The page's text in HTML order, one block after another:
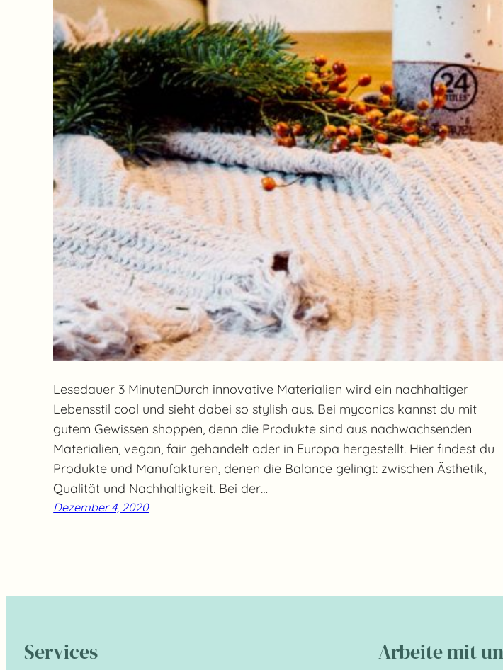
Lesedauer 3 MinutenDurch innovative Materialien wird ein nachhaltiger
Lebensstil cool und sieht dabei so stylish aus. Bei myconics kannst du mit
gutem Gewissen shoppen, denn die Produkte sind aus nachwachsenden
Materialien, vegan, fair gehandelt oder in Europa hergestellt. Hier findest du
Produkte und Manufakturen, denen die Balance gelingt: zwischen Ästhetik,
Qualität und Nachhaltigkeit. Bei der…
Dezember 4, 2020
Services Arbeite mit